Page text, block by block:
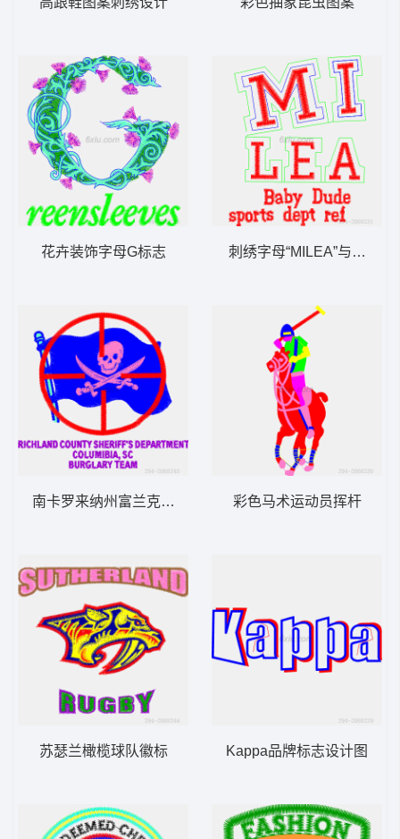
花卉装饰字母G标志
南卡罗来纳州富兰克林县警局盗窃队徽章
苏瑟兰橄榄球队徽标
刺绣字母“MILEA”与标语设
彩色马术运动员挥杆
Kappa品牌标志设计图